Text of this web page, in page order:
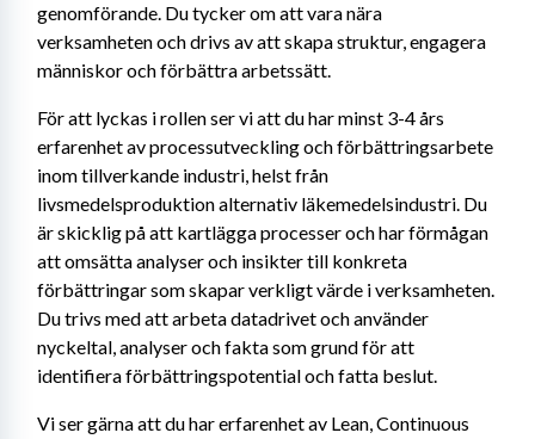
genomförande. Du tycker om att vara nära
verksamheten och drivs av att skapa struktur, engagera
människor och förbättra arbetssätt.
För att lyckas i rollen ser vi att du har minst 3-4 års
erfarenhet av processutveckling och förbättringsarbete
inom tillverkande industri, helst från
livsmedelsproduktion alternativ läkemedelsindustri. Du
är skicklig på att kartlägga processer och har förmågan
att omsätta analyser och insikter till konkreta
förbättringar som skapar verkligt värde i verksamheten.
Du trivs med att arbeta datadrivet och använder
nyckeltal, analyser och fakta som grund för att
identifiera förbättringspotential och fatta beslut.
Vi ser gärna att du har erfarenhet av Lean, Continuous